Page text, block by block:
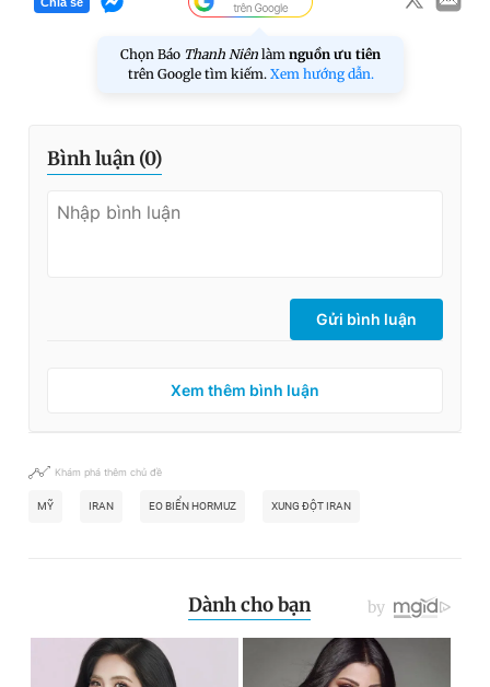
Chọn Báo Thanh Niên làm nguồn ưu tiên
trên Google tìm kiếm. Xem hướng dẫn.
Bình luận (0)
Gửi bình luận
Xem thêm bình luận
Khám phá thêm chủ đề
MỸ IRAN EO BIỂN HORMUZ XUNG ĐỘT IRAN